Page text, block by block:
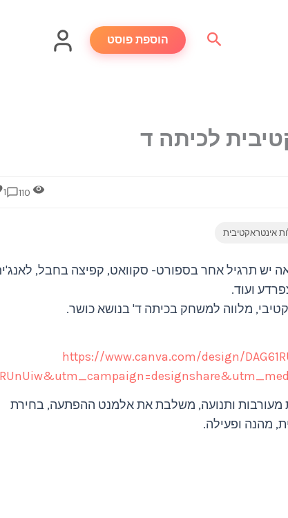
חיפוש הוספת פוסט
לכיתה ד
1
אינטראקטיבית
יש תרגיל אחר בספורט- סקוואט, קפיצה בחבל,
ועוד.
מלווה למשחק בכיתה ד' בנושא כושר.
https://www.canva.com/design/
מעורבות ותנועה, משלבת את אלמנט ההפתעה, בחירת
מהנה ופעילה.